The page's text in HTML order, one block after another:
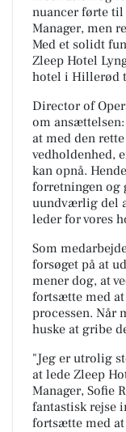
nuancer førte
Manager, men
Med et solidt
Zleep Hotel
hotel i Hillerød
Director of
om
at med den
vedholdenhed,
kan opnå.
forretningen og
uundværlig del
leder for vores
Som
forsøget på at
mener dog, at
fortsætte med
processen. Når
huske at gribe
"Jeg er utrolig
at lede Zleep
Manager, Sofie
fantastisk rejse
fortsætte med